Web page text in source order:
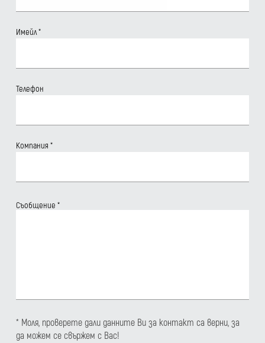
Имейл*
Телефон
Компания*
Съобщение*
* Моля, проверете дали данните Ви за контакт са верни, за
да можем се свържем с Вас!